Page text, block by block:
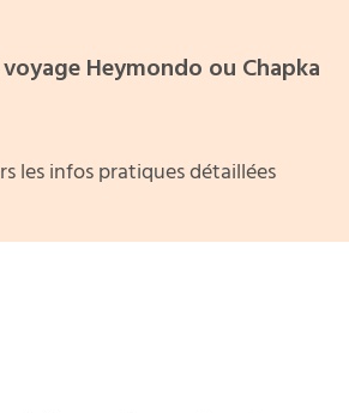
Heymondo ou Chapka
les infos pratiques détaillées